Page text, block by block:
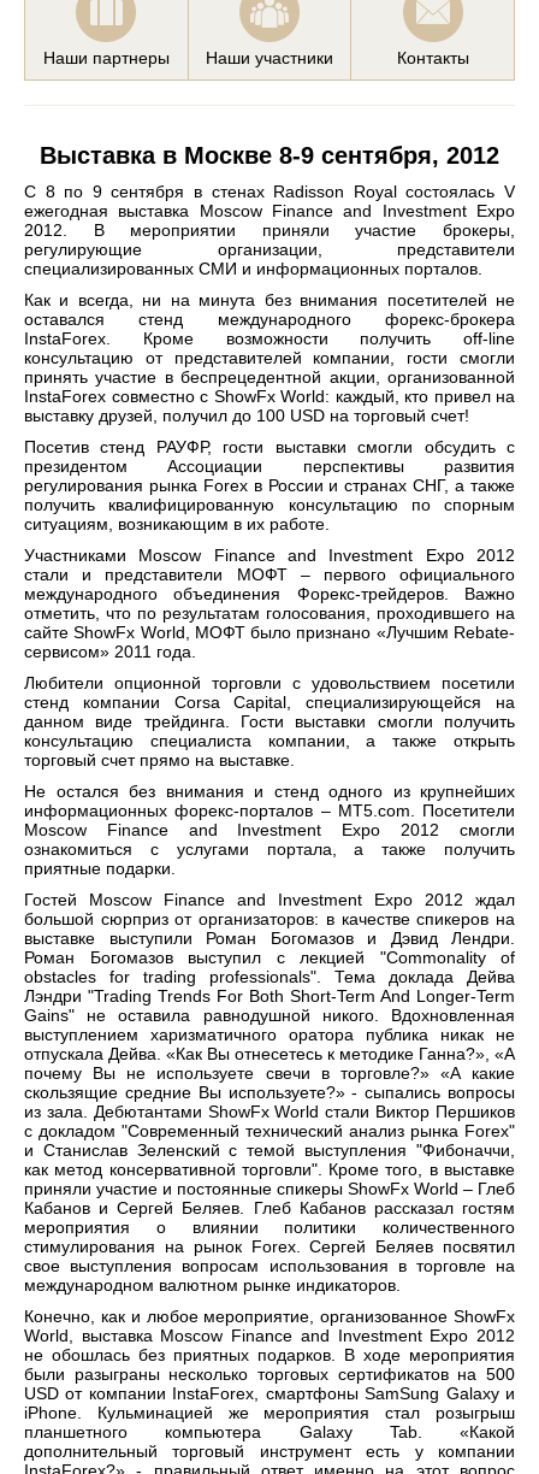
Наши партнеры Наши участники Контакты
Выставка в Москве 8-9 сентября, 2012
С 8 по 9 сентября в стенах Radisson Royal состоялась V
ежегодная выставка Moscow Finance and Investment Expo
2012. В мероприятии приняли участие брокеры,
регулирующие организации, представители
специализированных СМИ и информационных порталов.
Как и всегда, ни на минута без внимания посетителей не
оставался стенд международного форекс-брокера
InstaForex. Кроме возможности получить off-line
консультацию от представителей компании, гости смогли
принять участие в беспрецедентной акции, организованной
InstaForex совместно с ShowFx World: каждый, кто привел на
выставку друзей, получил до 100 USD на торговый счет!
Посетив стенд РАУФР, гости выставки смогли обсудить с
президентом Ассоциации перспективы развития
регулирования рынка Forex в России и странах СНГ, а также
получить квалифицированную консультацию по спорным
ситуациям, возникающим в их работе.
Участниками Moscow Finance and Investment Expo 2012
стали и представители МОФТ – первого официального
международного объединения Форекс-трейдеров. Важно
отметить, что по результатам голосования, проходившего на
сайте ShowFx World, МОФТ было признано «Лучшим Rebate-
сервисом» 2011 года.
Любители опционной торговли с удовольствием посетили
стенд компании Corsa Capital, специализирующейся на
данном виде трейдинга. Гости выставки смогли получить
консультацию специалиста компании, а также открыть
торговый счет прямо на выставке.
Не остался без внимания и стенд одного из крупнейших
информационных форекс-порталов – МT5.com. Посетители
Moscow Finance and Investment Expo 2012 смогли
ознакомиться с услугами портала, а также получить
приятные подарки.
Гостей Moscow Finance and Investment Expo 2012 ждал
большой сюрприз от организаторов: в качестве спикеров на
выставке выступили Роман Богомазов и Дэвид Лендри.
Роман Богомазов выступил с лекцией "Commonality of
obstacles for trading professionals". Тема доклада Дейва
Лэндри "Trading Trends For Both Short-Term And Longer-Term
Gains" не оставила равнодушной никого. Вдохновленная
выступлением харизматичного оратора публика никак не
отпускала Дейва. «Как Вы отнесетесь к методике Ганна?», «А
почему Вы не используете свечи в торговле?» «А какие
скользящие средние Вы используете?» - сыпались вопросы
из зала. Дебютантами ShowFx World стали Виктор Першиков
с докладом "Современный технический анализ рынка Forex"
и Станислав Зеленский с темой выступления "Фибоначчи,
как метод консервативной торговли". Кроме того, в выставке
приняли участие и постоянные спикеры ShowFx World – Глеб
Кабанов и Сергей Беляев. Глеб Кабанов рассказал гостям
мероприятия о влиянии политики количественного
стимулирования на рынок Forex. Сергей Беляев посвятил
свое выступления вопросам использования в торговле на
международном валютном рынке индикаторов.
Конечно, как и любое мероприятие, организованное ShowFx
World, выставка Moscow Finance and Investment Expo 2012
не обошлась без приятных подарков. В ходе мероприятия
были разыграны несколько торговых сертификатов на 500
USD от компании InstaForex, смартфоны SamSung Galaxy и
iPhone. Кульминацией же мероприятия стал розыгрыш
планшетного компьютера Galaxy Tab. «Какой
дополнительный торговый инструмент есть у компании